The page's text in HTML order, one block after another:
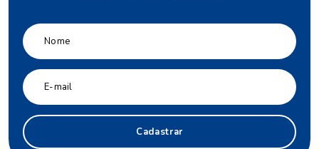
Cadastrar